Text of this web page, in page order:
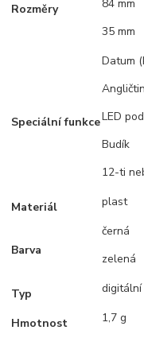
Rozměry
84 mm
35 mm
Speciální funkce
Datum
LED
Budík
12-ti
Materiál plast
Barva
černá
zelená
Typ digitální
Hmotnost 1,7 g